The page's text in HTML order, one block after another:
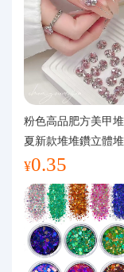
粉色高品肥方美甲
夏新款堆堆鑽立體
裝飾品
¥0.35